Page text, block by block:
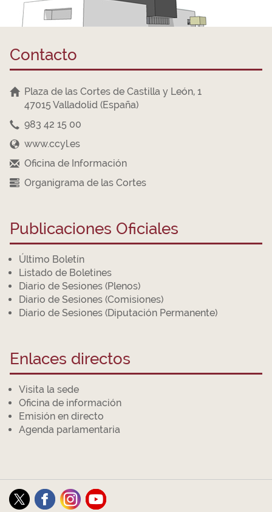
Contacto
Plaza de las Cortes de Castilla y León, 1
47015 Valladolid (España)
983 42 15 00
www.ccyl.es
Oficina de Información
Organigrama de las Cortes
Publicaciones Oficiales
Último Boletín
Listado de Boletines
Diario de Sesiones (Plenos)
Diario de Sesiones (Comisiones)
Diario de Sesiones (Diputación Permanente)
Enlaces directos
Visita la sede
Oficina de información
Emisión en directo
Agenda parlamentaria